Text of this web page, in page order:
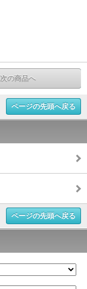
次の商品へ
ページの先頭へ戻る
ページの先頭へ戻る